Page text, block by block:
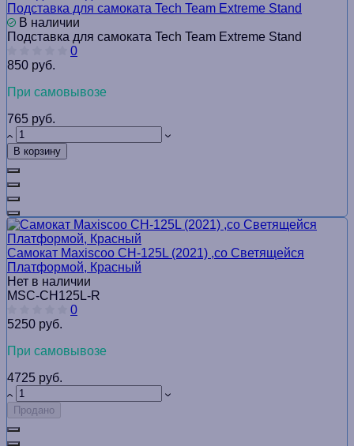
Подставка для самоката Tech Team Extreme Stand
В наличии
Подставка для самоката Tech Team Extreme Stand
0
850 руб.
При самовывозе
765 руб.
В корзину
Самокат Maxiscoo CH-125L (2021) ,со Светящейся
Платформой, Красный
Нет в наличии
MSC-CH125L-R
0
5250 руб.
При самовывозе
4725 руб.
Продано